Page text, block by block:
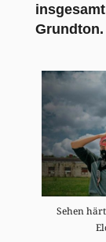
Grundton.
Sehen